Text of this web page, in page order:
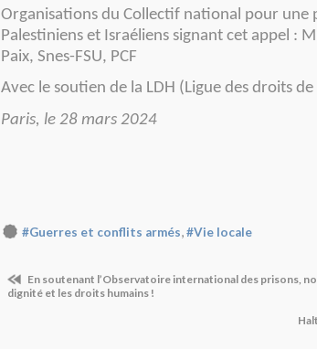
Organisations du Collectif national pour une
Palestiniens et Israéliens signant cet appel :
Paix, Snes-FSU, PCF
Avec le soutien de la LDH (Ligue des droits de
Paris, le 28 mars 2024
#Guerres et conflits armés,#Vie locale
En soutenant l’Observatoire international des prisons,
dignité et les droits humains !